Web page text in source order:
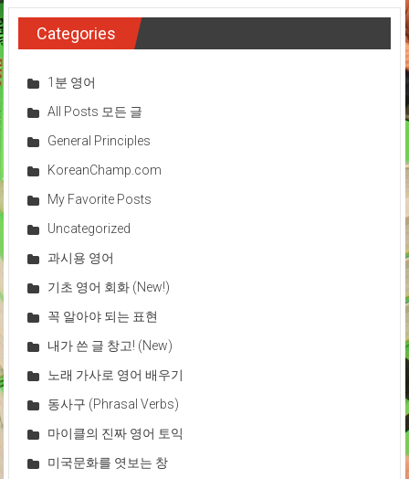
Categories
1분 영어
All Posts 모든 글
General Principles
KoreanChamp.com
My Favorite Posts
Uncategorized
과시용 영어
기초 영어 회화 (New!)
꼭 알아야 되는 표현
내가 쓴 글 창고! (New)
노래 가사로 영어 배우기
동사구 (Phrasal Verbs)
마이클의 진짜 영어 토익
미국문화를 엿보는 창